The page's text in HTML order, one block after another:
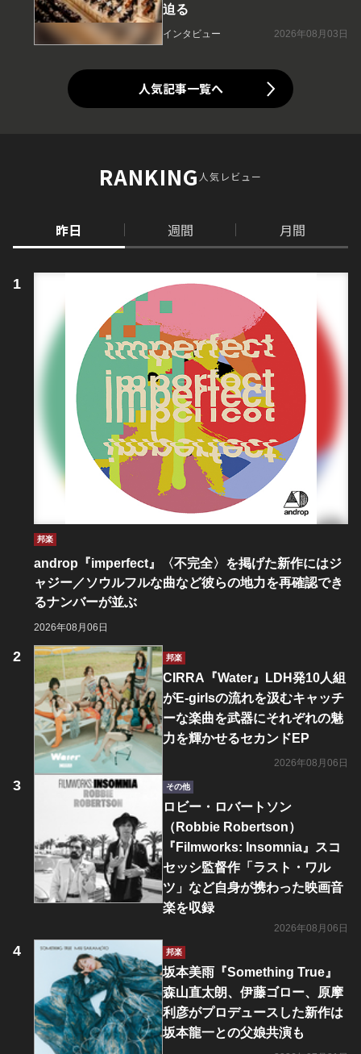
迫る
インタビュー 2026年08月03日
人気記事一覧へ
RANKING人気レビュー
昨日 週間 月間
邦楽
androp『imperfect』〈不完全〉を掲げた新作にはジ
ャジー／ソウルフルな曲など彼らの地力を再確認でき
るナンバーが並ぶ
2026年08月06日
邦楽
CIRRA『Water』LDH発10人組
がE-girlsの流れを汲むキャッチ
ーな楽曲を武器にそれぞれの魅
力を輝かせるセカンドEP
2026年08月06日
その他
ロビー・ロバートソン
（Robbie Robertson）
『Filmworks: Insomnia』スコ
セッシ監督作「ラスト・ワル
ツ」など自身が携わった映画音
楽を収録
2026年08月06日
邦楽
坂本美雨『Something True』
森山直太朗、伊藤ゴロー、原摩
利彦がプロデュースした新作は
坂本龍一との父娘共演も